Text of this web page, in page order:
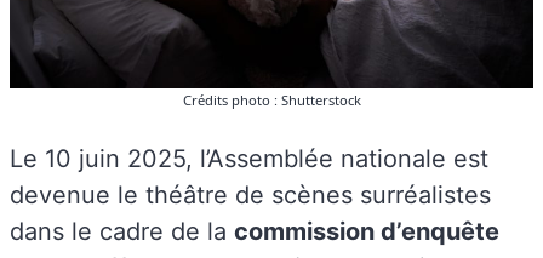
Crédits photo : Shutterstock
Le 10 juin 2025, l’Assemblée nationale est
devenue le théâtre de scènes surréalistes
dans le cadre de la commission d’enquête